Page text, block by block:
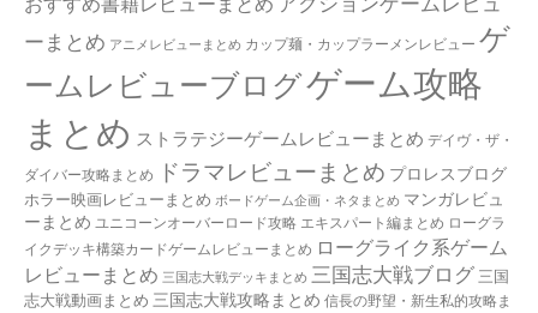
ーまとめ アニメレビューまとめ カップ麺・カップラーメンレビュー ゲ
ームレビューブログゲーム攻略
まとめ ストラテジーゲームレビューまとめ デイヴ・ザ・
ダイバー攻略まとめ ドラマレビューまとめ プロレスブログ
ホラー映画レビューまとめ ボードゲーム企画・ネタまとめ マンガレビュ
ーまとめ ユニコーンオーバーロード攻略 エキスパート編まとめ ローグラ
イクデッキ構築カードゲームレビューまとめ ローグライク系ゲーム
レビューまとめ 三国志大戦デッキまとめ 三国志大戦ブログ 三国
志大戦動画まとめ 三国志大戦攻略まとめ 信長の野望・新生私的攻略ま